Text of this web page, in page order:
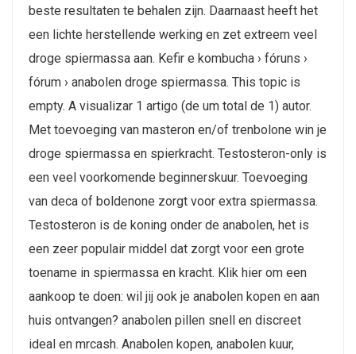
beste resultaten te behalen zijn. Daarnaast heeft het
een lichte herstellende werking en zet extreem veel
droge spiermassa aan. Kefir e kombucha › fóruns ›
fórum › anabolen droge spiermassa. This topic is
empty. A visualizar 1 artigo (de um total de 1) autor.
Met toevoeging van masteron en/of trenbolone win je
droge spiermassa en spierkracht. Testosteron-only is
een veel voorkomende beginnerskuur. Toevoeging
van deca of boldenone zorgt voor extra spiermassa.
Testosteron is de koning onder de anabolen, het is
een zeer populair middel dat zorgt voor een grote
toename in spiermassa en kracht. Klik hier om een
aankoop te doen: wil jij ook je anabolen kopen en aan
huis ontvangen? anabolen pillen snell en discreet
ideal en mrcash. Anabolen kopen, anabolen kuur,